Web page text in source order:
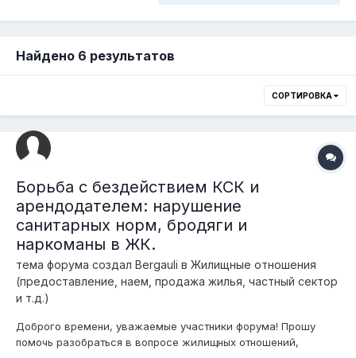
Найдено 6 результатов
СОРТИРОВКА
Борьба с бездействием КСК и
арендодателем: нарушение
санитарных норм, бродяги и
наркоманы в ЖК.
тема форума создал Bergauli в Жилищные отношения
(предоставление, наем, продажа жилья, частный сектор
и т.д.)
Доброго времени, уважаемые участники форума! Прошу
помочь разобраться в вопросе жилищных отношений,